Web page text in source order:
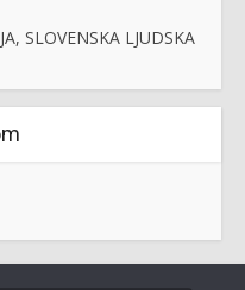
SLOVENSKA LJUDSKA